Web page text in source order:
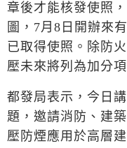
章後才能核發使照
圖，7月8日開辦來
已取得使照。除防
壓未來將列為加分
都發局表示，今日
題，邀請消防、建
壓防煙應用於高層